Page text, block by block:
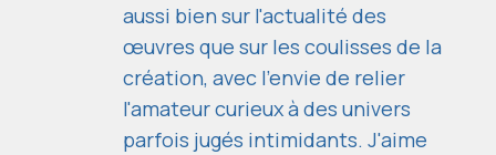
aussi bien sur l'actualité des
œuvres que sur les coulisses de la
création, avec l'envie de relier
l'amateur curieux à des univers
parfois jugés intimidants. J'aime